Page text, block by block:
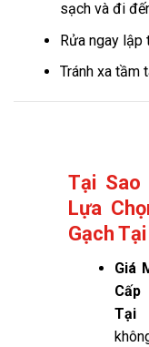
sạch và đi
Rửa ngay lập
Tránh xa tầm
Tại Sao
Lựa
Gạch
Giá
Cấp
Tại